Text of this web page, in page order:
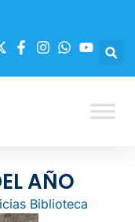
AÑO
Biblioteca